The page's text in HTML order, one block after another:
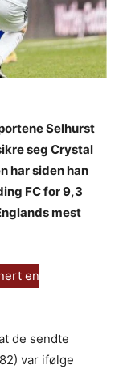
Selhurst
seg Crystal
har siden han
FC for 9,3
mest
en
de sendte
var ifølge